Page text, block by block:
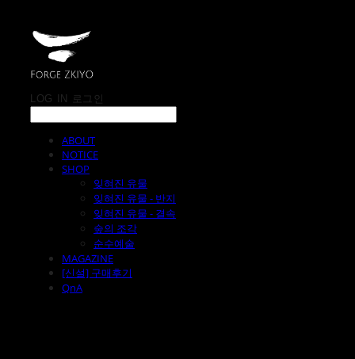
LOG IN 로그인
ABOUT
NOTICE
SHOP
잊혀진 유물
잊혀진 유물 - 반지
잊혀진 유물 - 결속
숲의 조각
순수예술
MAGAZINE
[신설] 구매후기
QnA